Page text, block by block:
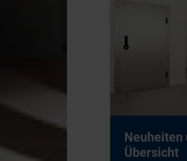
Neu­hei­ten
Über­sicht